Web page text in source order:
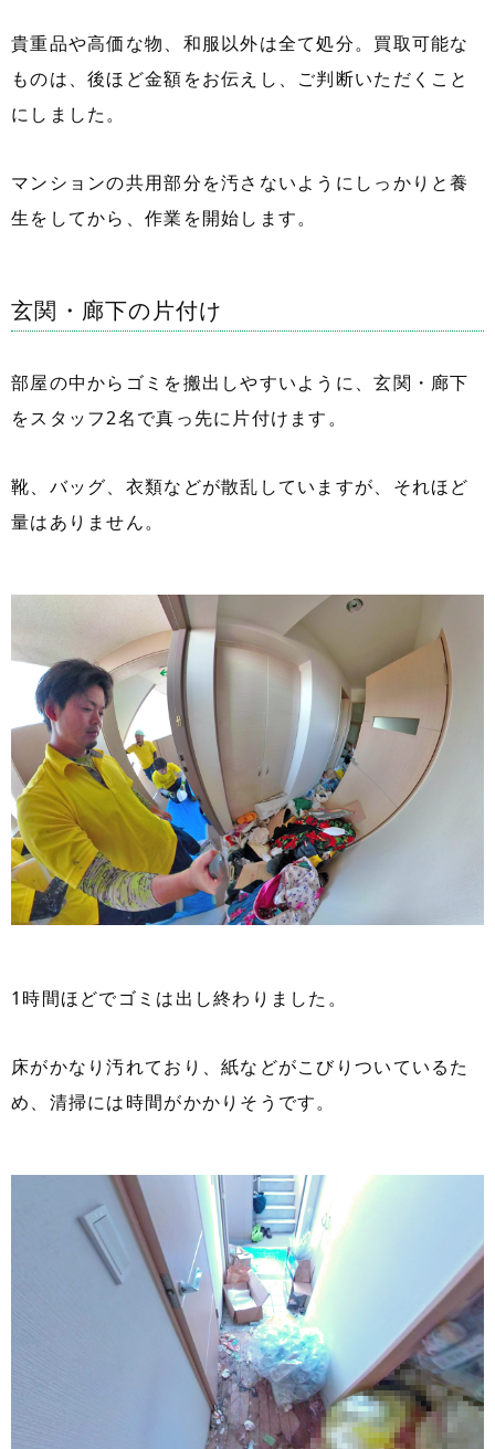
貴重品や高価な物、和服以外は全て処分。買取可能な
ものは、後ほど金額をお伝えし、ご判断いただくこと
にしました。
マンションの共用部分を汚さないようにしっかりと養
生をしてから、作業を開始します。
玄関・廊下の片付け
部屋の中からゴミを搬出しやすいように、玄関・廊下
をスタッフ2名で真っ先に片付けます。
靴、バッグ、衣類などが散乱していますが、それほど
量はありません。
1時間ほどでゴミは出し終わりました。
床がかなり汚れており、紙などがこびりついているた
め、清掃には時間がかかりそうです。